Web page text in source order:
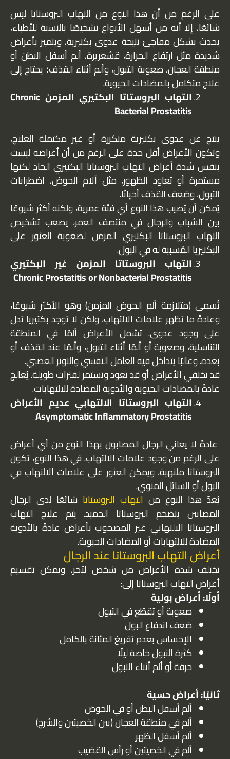
على الرغم من أن هذا النوع من التهاب البروستاتا ليس
شائعًا، إلا أنه من أسهل الأنواع تشخيصًا بالنسبة للأطباء،
يحدث بشكل مفاجئ نتيجة عدوى بكتيرية، ويتميز بأعراض
شديدة مثل ارتفاع الحرارة، قشعريرة، ألم أسفل البطن أو
منطقة العجان، صعوبة التبول، وألم أثناء القذف؛ يحتاج إلى
علاج متكامل بالمضادات الحيوية.
التهاب البروستاتا البكتيري المزمن Chronic
Bacterial Prostatitis
ينتج عن عدوى بكتيرية متكررة أو غير مكتملة العلاج،
وتكون الأعراض أقل حدة على الرغم من أن أعراضه ليست
بنفس شدة أعراض التهاب البروستاتا البكتيري الحاد لكنها
مستمرة أو تعاود الظهور، مثل آلام الحوض، اضطرابات
التبول، وضعف القذف أحيانًا.
يُمكن أن يُصيب هذا النوع أي فئة عمرية، ولكنه أكثر شيوعًا
بين الشباب والرجال في منتصف العمر، يصعب تشخيص
التهاب البروستاتا البكتيري المزمن لصعوبة العثور على
البكتيريا المُسببة له في البول.
التهاب البروستاتا المزمن غير البكتيري
Chronic Prostatitis or Nonbacterial Prostatitis
تُسمى (متلازمة ألم الحوض المزمن) وهو الأكثر شيوعًا،
وعادةً ما تظهر علامات الالتهاب، ولكن لا توجد بكتيريا تدل
على وجود عدوى. تشمل الأعراض ألمًا في المنطقة
التناسلية، وصعوبة أو ألمًا أثناء التبول، وألمًا عند القذف أو
بعده. وغالبًا يتداخل فيه العامل النفسي والتوتر العصبي.
قد تختفي الأعراض أو قد تعود وتستمر لفترات طويلة. يُعالج
عادةً بالمضادات الحيوية والأدوية المضادة للالتهابات.
التهاب البروستاتا الالتهابي عديم الأعراض
Asymptomatic Inflammatory Prostatitis
عادةً لا يعاني الرجال المصابون بهذا النوع من أي أعراض
على الرغم من وجود علامات الالتهاب. في هذا النوع، تكون
البروستاتا ملتهبة، ويمكن العثور على علامات الالتهاب في
البول أو السائل المنوي.
يُعدّ هذا النوع من التهاب البروستاتا شائعًا لدى الرجال
المصابين بتضخم البروستاتا الحميد. يتم علاج التهاب
البروستاتا الالتهابي غير المصحوب بأعراض عادةً بالأدوية
المضادة للالتهابات أو المضادات الحيوية.
أعراض التهاب البروستاتا عند الرجال
تختلف شدة الأعراض من شخص لآخر، ويمكن تقسيم
أعراض التهاب البروستاتا إلى:
أولًا: أعراض بولية
صعوبة أو تقطّع في التبول
ضعف اندفاع البول
الإحساس بعدم تفريغ المثانة بالكامل
كثرة التبول خاصة ليلًا
حرقة أو ألم أثناء التبول
ثانيًا: أعراض حسية
ألم أسفل البطن أو في الحوض
ألم في منطقة العجان (بين الخصيتين والشرج)
ألم أسفل الظهر
ألم في الخصيتين أو رأس القضيب